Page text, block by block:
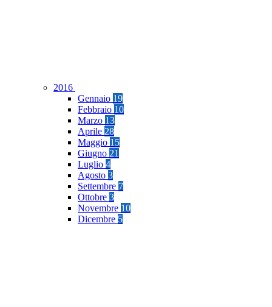
2016
Gennaio 19
Febbraio 10
Marzo 13
Aprile 28
Maggio 15
Giugno 21
Luglio 4
Agosto 3
Settembre 7
Ottobre 3
Novembre 10
Dicembre 5